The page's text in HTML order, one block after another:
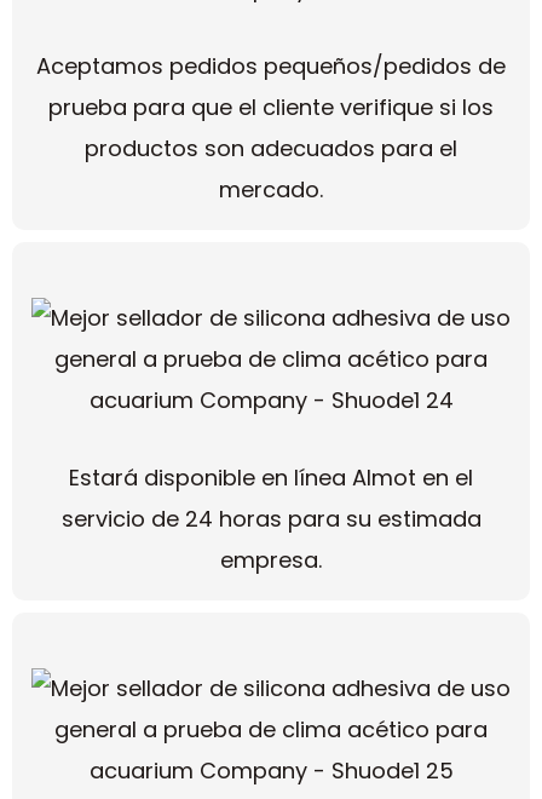
Aceptamos pedidos pequeños/pedidos de
prueba para que el cliente verifique si los
productos son adecuados para el
mercado.
Estará disponible en línea Almot en el
servicio de 24 horas para su estimada
empresa.